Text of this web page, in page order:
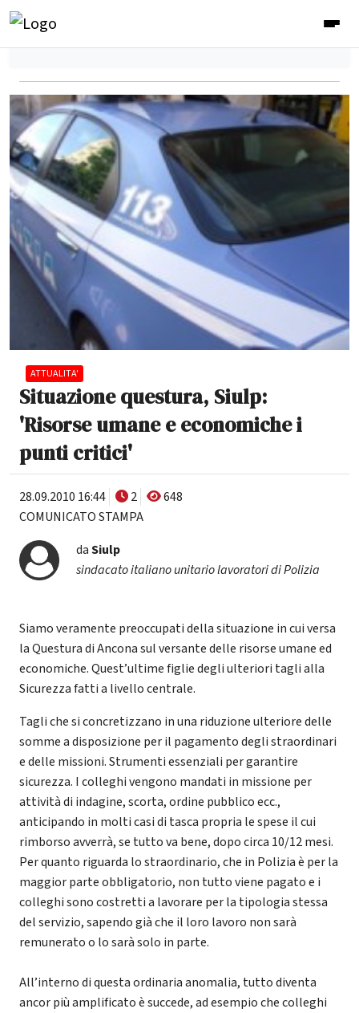
ATTUALITA'
Situazione questura, Siulp:
'Risorse umane e economiche i
punti critici'
28.09.2010 16:44 2
648
COMUNICATO STAMPA
daSiulp
sindacato italiano unitario lavoratori di Polizia
Siamo veramente preoccupati della situazione in cui versa
la Questura di Ancona sul versante delle risorse umane ed
economiche. Quest’ultime figlie degli ulteriori tagli alla
Sicurezza fatti a livello centrale.
Tagli che si concretizzano in una riduzione ulteriore delle
somme a disposizione per il pagamento degli straordinari
e delle missioni. Strumenti essenziali per garantire
sicurezza. I colleghi vengono mandati in missione per
attività di indagine, scorta, ordine pubblico ecc.,
anticipando in molti casi di tasca propria le spese il cui
rimborso avverrà, se tutto va bene, dopo circa 10/12 mesi.
Per quanto riguarda lo straordinario, che in Polizia è per la
maggior parte obbligatorio, non tutto viene pagato e i
colleghi sono costretti a lavorare per la tipologia stessa
del servizio, sapendo già che il loro lavoro non sarà
remunerato o lo sarà solo in parte.
All’interno di questa ordinaria anomalia, tutto diventa
ancor più amplificato è succede, ad esempio che colleghi